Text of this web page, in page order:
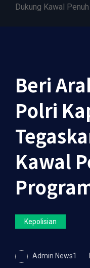
Dukung Kawal
Beri
Polri
Kawal
Kepolisian
Admin News1